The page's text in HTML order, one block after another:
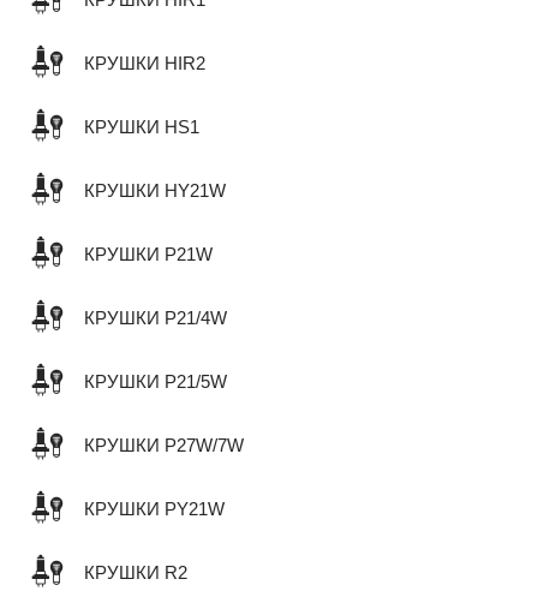
КРУШКИ HIR2
КРУШКИ HS1
КРУШКИ HY21W
КРУШКИ P21W
КРУШКИ P21/4W
КРУШКИ P21/5W
КРУШКИ P27W/7W
КРУШКИ PY21W
КРУШКИ R2